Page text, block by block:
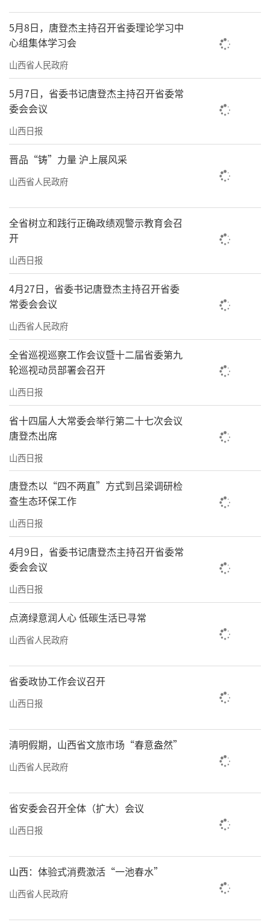
5月8日，唐登杰主持召开省委理论学习中
心组集体学习会
山西省人民政府
5月7日，省委书记唐登杰主持召开省委常
委会会议
山西日报
晋品“铸”力量 沪上展风采
山西省人民政府
全省树立和践行正确政绩观警示教育会召
开
山西日报
4月27日，省委书记唐登杰主持召开省委
常委会会议
山西省人民政府
全省巡视巡察工作会议暨十二届省委第九
轮巡视动员部署会召开
山西日报
省十四届人大常委会举行第二十七次会议
唐登杰出席
山西日报
唐登杰以“四不两直”方式到吕梁调研检
查生态环保工作
山西日报
4月9日，省委书记唐登杰主持召开省委常
委会会议
山西日报
点滴绿意润人心 低碳生活已寻常
山西省人民政府
省委政协工作会议召开
山西日报
清明假期，山西省文旅市场“春意盎然”
山西省人民政府
省安委会召开全体（扩大）会议
山西日报
山西：体验式消费激活“一池春水”
山西省人民政府